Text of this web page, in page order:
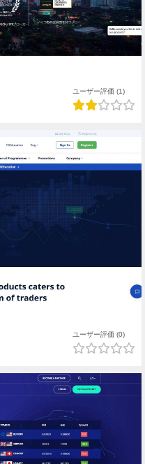
ユーザー評価 (1)
ユーザー評価 (0)